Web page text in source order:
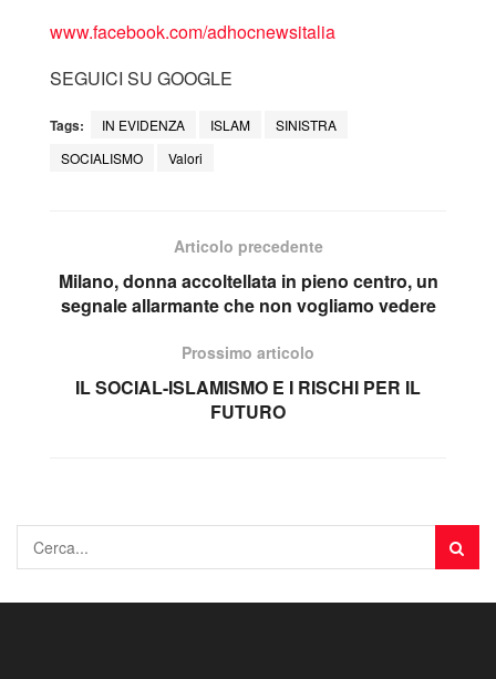
www.facebook.com/adhocnewsitalia
SEGUICI SU GOOGLE
Tags: IN EVIDENZA ISLAM
SINISTRA
SOCIALISMO
Valori
Articolo precedente
Milano, donna accoltellata in pieno centro, un
segnale allarmante che non vogliamo vedere
Prossimo articolo
IL SOCIAL-ISLAMISMO E I RISCHI PER IL
FUTURO